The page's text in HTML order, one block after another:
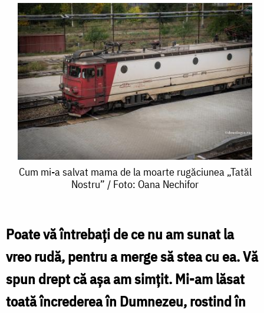
Cum
salvat
mama
de
la
Cum mi-a salvat mama de la moarte rugăciunea „Tatăl
Nostru” / Foto: Oana Nechifor
Poate vă întrebați de ce nu am sunat la
vreo rudă, pentru a merge să stea cu ea. Vă
spun drept că așa am simțit. Mi-am lăsat
toată încrederea în Dumnezeu, rostind în